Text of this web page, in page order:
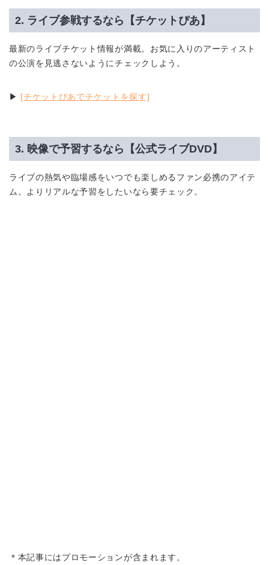
2. ライブ参戦するなら【チケットぴあ】
最新のライブチケット情報が満載。お気に入りのアーティスト
の公演を見逃さないようにチェックしよう。
▶︎ [チケットぴあでチケットを探す]
3. 映像で予習するなら【公式ライブDVD】
ライブの熱気や臨場感をいつでも楽しめるファン必携のアイテ
ム。よりリアルな予習をしたいなら要チェック。
＊本記事にはプロモーションが含まれます。